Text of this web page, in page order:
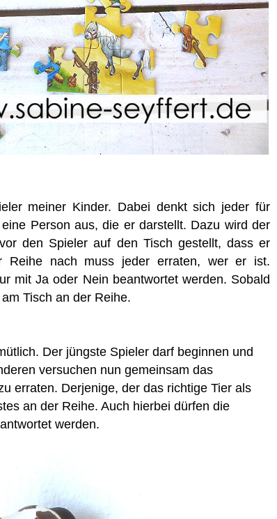
meiner Kinder. Dabei denkt sich jeder für
Person aus, die er darstellt. Dazu wird der
den Spieler auf den Tisch gestellt, dass er
Reihe nach muss jeder erraten, wer er ist.
mit Ja oder Nein beantwortet werden. Sobald
Tisch an der Reihe.
Der jüngste Spieler darf beginnen und
versuchen nun gemeinsam das
erraten. Derjenige, der das richtige Tier als
an der Reihe. Auch hierbei dürfen die
werden.